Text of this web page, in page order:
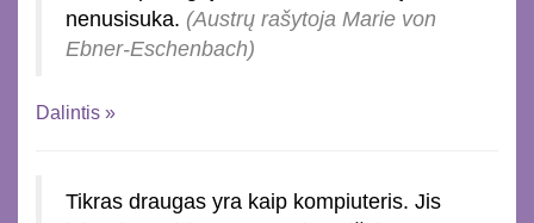
nenusisuka. (Austrų rašytoja Marie von
Ebner-Eschenbach)
Dalintis »
Tikras draugas yra kaip kompiuteris. Jis